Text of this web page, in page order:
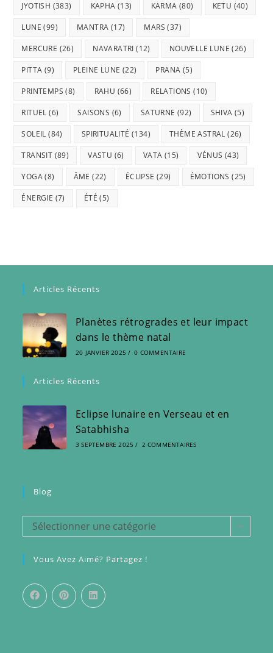
JYOTISH (383) KAPHA (13) KARMA (80) KETU (40)
LUNE (99) MANTRA (17) MARS (37)
MERCURE (26) NAVARATRI (12) NOUVELLE LUNE (26)
PITTA (9) PLEINE LUNE (22) PRANA (5)
PRINTEMPS (8) RAHU (66) RELATIONS (10)
RITUEL (6) SAISONS (6) SATURNE (92) SHIVA (5)
SOLEIL (84) SPIRITUALITÉ (134) THÈME ASTRAL (26)
TRANSIT (89) VASTU (6) VATA (15) VÉNUS (43)
YOGA(8) ÂME (22) ÉCLIPSE (29) ÉMOTIONS (25)
ÉNERGIE (7) ÉTÉ (5)
Articles Récents
Planètes rétrogrades et leur impact
dans le thème natal
20 JANVIER 2025 / 0 COMMENTAIRE
Articles Récents
Eclipse lunaire en Verseau et en
Satabhisha
3 SEPTEMBRE 2025 / 2 COMMENTAIRES
Blog
BlogSélectionner une catégorie
Vous Avez Aimé? Partagez !